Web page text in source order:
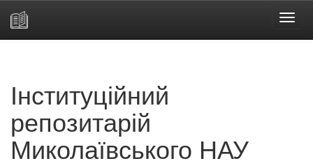
Інституційний
репозитарій
Миколаївського НАУ